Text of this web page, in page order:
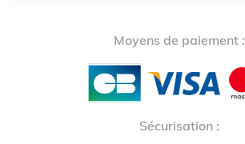
Moyens de paiement :
Sécurisation :